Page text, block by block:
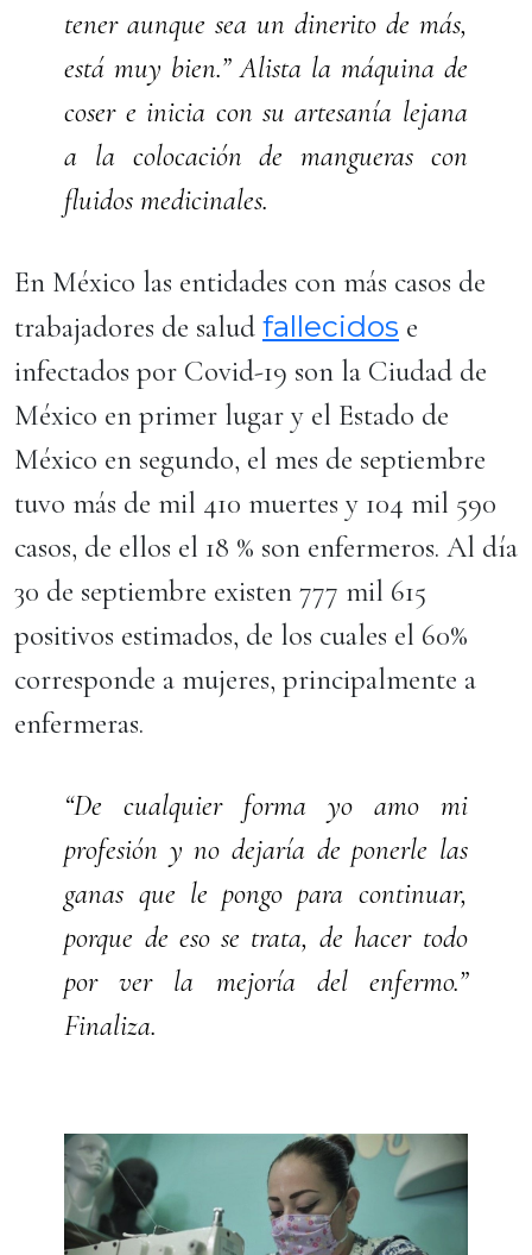
tener aunque sea un dinerito de más,
está muy bien.” Alista la máquina de
coser e inicia con su artesanía lejana
a la colocación de mangueras con
fluidos medicinales.
En México las entidades con más casos de
trabajadores de salud fallecidos e
infectados por Covid-19 son la Ciudad de
México en primer lugar y el Estado de
México en segundo, el mes de septiembre
tuvo más de mil 410 muertes y 104 mil 590
casos, de ellos el 18 % son enfermeros. Al día
30 de septiembre existen 777 mil 615
positivos estimados, de los cuales el 60%
corresponde a mujeres, principalmente a
enfermeras.
“De cualquier forma yo amo mi
profesión y no dejaría de ponerle las
ganas que le pongo para continuar,
porque de eso se trata, de hacer todo
por ver la mejoría del enfermo.”
Finaliza.